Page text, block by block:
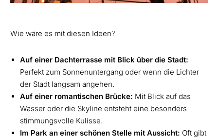
Wie wäre es mit diesen Ideen?
Auf einer Dachterrasse mit Blick über die Stadt:
Perfekt zum Sonnenuntergang oder wenn die Lichter
der Stadt langsam angehen.
Auf einer romantischen Brücke: Mit Blick auf das
Wasser oder die Skyline entsteht eine besonders
stimmungsvolle Kulisse.
Im Park an einer schönen Stelle mit Aussicht: Oft gibt